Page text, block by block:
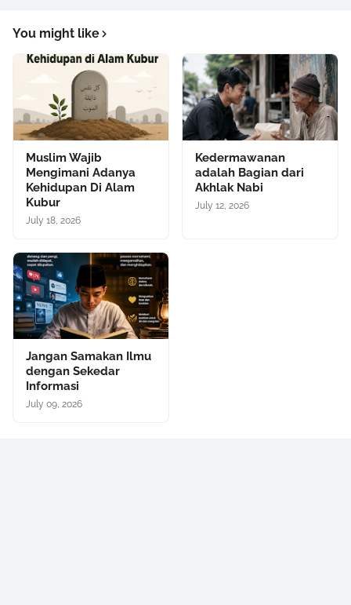
You might like
Muslim Wajib
Mengimani Adanya
Kehidupan Di Alam
Kubur
July 18, 2026
Kedermawanan
adalah Bagian dari
Akhlak Nabi
July 12, 2026
Jangan Samakan Ilmu
dengan Sekedar
Informasi
July 09, 2026